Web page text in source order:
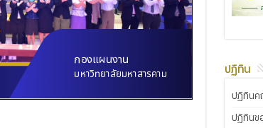
ปฏิทิน
ปฏิทินค
ปฏิทินข